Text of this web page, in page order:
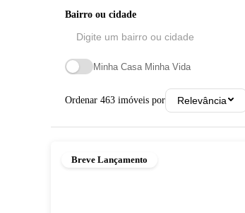
Bairro ou cidade
Minha Casa Minha Vida
Ordenar 463 imóveis por Relevância
Breve Lançamento